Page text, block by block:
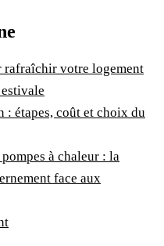
rafraîchir votre logement
: étapes, coût et choix du
à chaleur : la
face aux